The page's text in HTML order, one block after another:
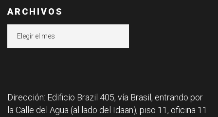
ARCHIVOS
Dirección: Edificio Brazil 405, vía Brasil, entrando por
la Calle del Agua (al lado del Idaan), piso 11, oficina 11